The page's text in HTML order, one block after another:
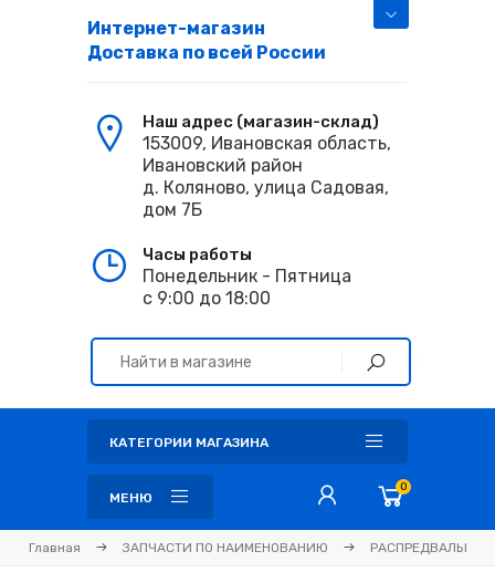
Интернет-магазин
Доставка по всей России
Наш адрес (магазин-склад)
153009, Ивановская область,
Ивановский район
д. Коляново, улица Садовая,
дом 7Б
Часы работы
Понедельник - Пятница
с 9:00 до 18:00
КАТЕГОРИИ МАГАЗИНА
МЕНЮ
0
Главная ЗАПЧАСТИ ПО НАИМЕНОВАНИЮ РАСПРЕДВАЛЫ